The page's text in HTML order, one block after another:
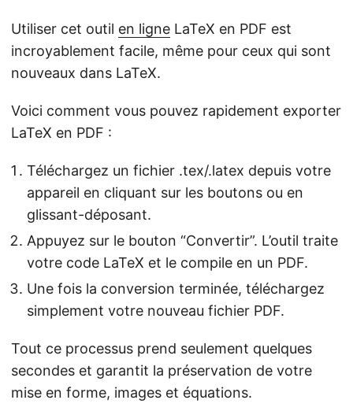
Utiliser cet outil en ligne LaTeX en PDF est
incroyablement facile, même pour ceux qui sont
nouveaux dans LaTeX.
Voici comment vous pouvez rapidement exporter
LaTeX en PDF :
Téléchargez un fichier .tex/.latex depuis votre
appareil en cliquant sur les boutons ou en
glissant-déposant.
Appuyez sur le bouton “Convertir”. L’outil traite
votre code LaTeX et le compile en un PDF.
Une fois la conversion terminée, téléchargez
simplement votre nouveau fichier PDF.
Tout ce processus prend seulement quelques
secondes et garantit la préservation de votre
mise en forme, images et équations.